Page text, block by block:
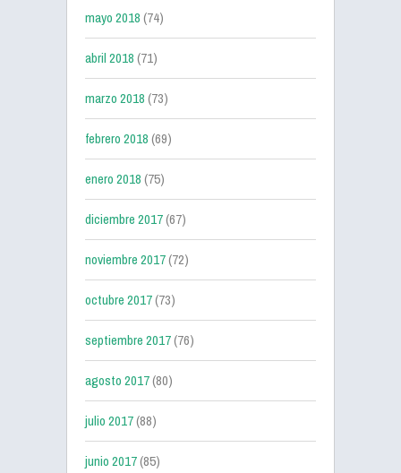
mayo 2018(74)
abril 2018(71)
marzo 2018(73)
febrero 2018(69)
enero 2018(75)
diciembre 2017(67)
noviembre 2017(72)
octubre 2017(73)
septiembre 2017(76)
agosto 2017(80)
julio 2017(88)
junio 2017(85)